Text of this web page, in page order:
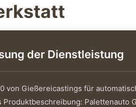
der Dienstleistung
von Gießereicastings für
Palettenauto